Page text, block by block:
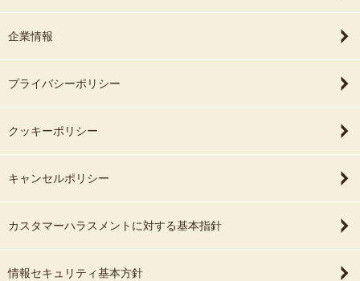
企業情報
プライバシーポリシー
クッキーポリシー
キャンセルポリシー
カスタマーハラスメントに対する基本指針
情報セキュリティ基本方針